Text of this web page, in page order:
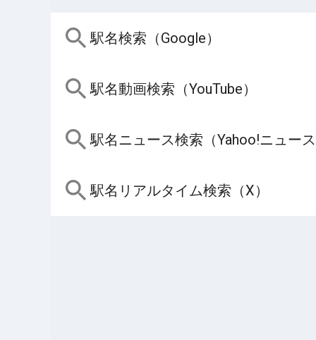
駅名検索（Google）
駅名動画検索（YouTube）
駅名ニュース検索（Yahoo!ニュー
駅名リアルタイム検索（X）